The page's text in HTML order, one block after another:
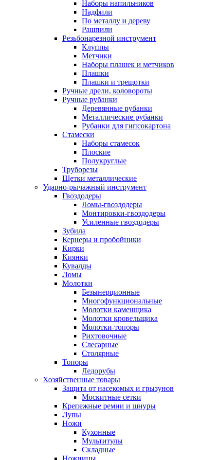
Наборы напильников
Надфили
По металлу и дереву
Рашпили
Резьбонарезной инструмент
Клуппы
Метчики
Наборы плашек и метчиков
Плашки
Плашки и трещотки
Ручные дрели, коловороты
Ручные рубанки
Деревянные рубанки
Металлические рубанки
Рубанки для гипсокартона
Стамески
Наборы стамесок
Плоские
Полукруглые
Труборезы
Щетки металлические
Ударно-рычажный инструмент
Гвоздодеры
Ломы-гвоздодеры
Монтировки-гвоздодеры
Усиленные гвоздодеры
Зубила
Кернеры и пробойники
Кирки
Киянки
Кувалды
Ломы
Молотки
Безынерционные
Многофункциональные
Молотки каменщика
Молотки кровельщика
Молотки-топоры
Рихтовочные
Слесарные
Столярные
Топоры
Ледорубы
Хозяйственные товары
Защита от насекомых и грызунов
Москитные сетки
Крепежные ремни и шнуры
Лупы
Ножи
Кухонные
Мультитулы
Складные
Ножницы